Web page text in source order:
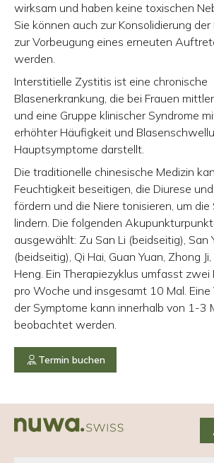
wirksam und haben keine toxischen
Sie können auch zur Konsolidierung
zur Vorbeugung eines erneuten
werden.
Interstitielle Zystitis ist eine chronische
Blasenerkrankung, die bei Frauen
und eine Gruppe klinischer Syndrome
erhöhter Häufigkeit und
Hauptsymptome darstellt.
Die traditionelle chinesische Medizin
Feuchtigkeit beseitigen, die Diurese
fördern und die Niere tonisieren, um die
lindern. Die folgenden
ausgewählt: Zu San Li (beidseitig), San
(beidseitig), Qi Hai, Guan Yuan, Zhong
Heng. Ein Therapiezyklus umfasst zwei
pro Woche und insgesamt 10 Mal. Eine
der Symptome kann innerhalb von 1-3
beobachtet werden.
Termin buchen